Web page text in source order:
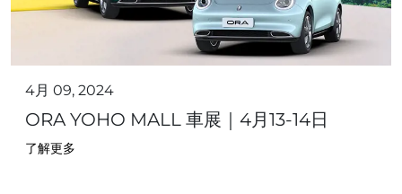
4月 09, 2024
ORA YOHO MALL 車展｜4月13-14日
了解更多